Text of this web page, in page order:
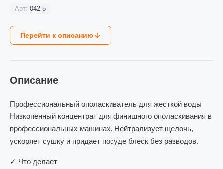
Арт: 042-5
Перейти к описанию
Описание
Профессиональный ополаскиватель для жесткой воды
Низкопенный концентрат для финишного ополаскивания в
профессиональных машинах. Нейтрализует щелочь,
ускоряет сушку и придает посуде блеск без разводов.
✓ Что делает